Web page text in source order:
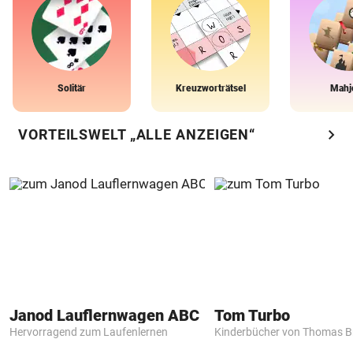
Solitär Kreuzworträtsel
VORTEILSWELT „ALLE ANZEIGEN“ chevron_right
Janod Lauflernwagen ABC
Hervorragend zum Laufenlernen
Tom Turbo
Kinderbücher von Thomas